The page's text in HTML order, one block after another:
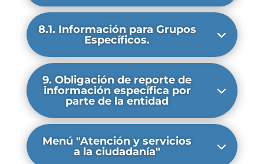
8.1. Información para Grupos
Específicos.
9. Obligación de reporte de
información específica por
parte de la entidad
Menú "Atención y servicios
a la ciudadanía"